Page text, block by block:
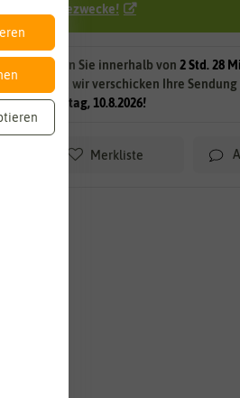
Werbezwecke!
Bestellen Sie innerhalb von 2 Std. 28
und wir verschicken Ihre Sendung
am Montag, 10.8.2026!
Merkliste